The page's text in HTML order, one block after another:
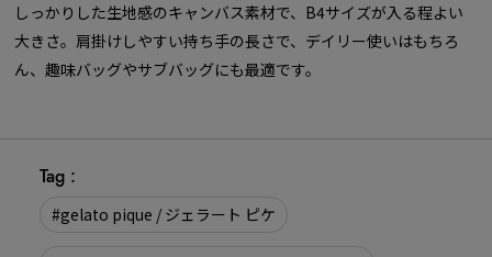
しっかりした生地感のキャンバス素材で、B4サイズが入る程よい
大きさ。肩掛けしやすい持ち手の長さで、デイリー使いはもちろ
ん、趣味バッグやサブバッグにも最適です。
Tag :
#gelato pique / ジェラート ピケ